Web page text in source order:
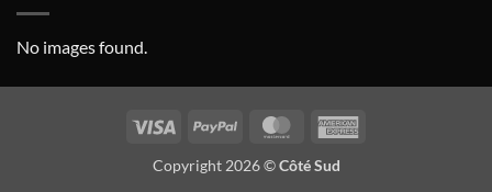
No images found.
Visa PayPal MasterCard
Copyright 2026 ©Côté Sud